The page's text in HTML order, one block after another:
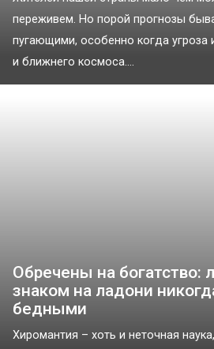
переживем. Но порой прогнозы
пугающими, особенно когда угроза
и ближнего космоса....
Обречены на богатство:
знаком на ладони
бедными
Хиромантия – хоть и неточная